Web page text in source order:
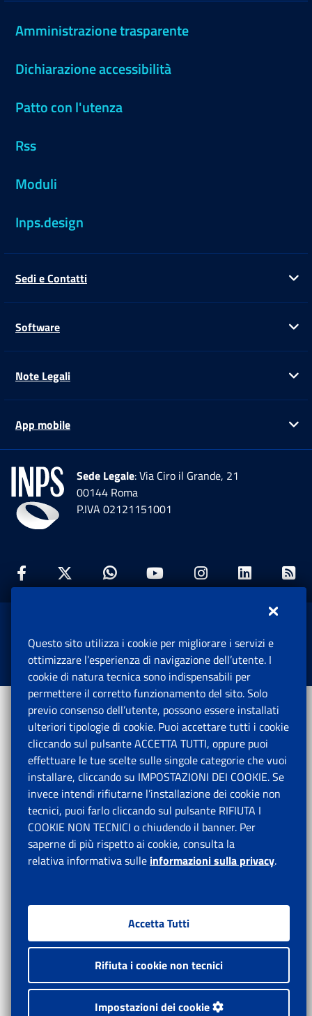
Amministrazione trasparente
Dichiarazione accessibilità
Patto con l'utenza
Rss
Moduli
Inps.design
Sedi e Contatti
Software
Note Legali
App mobile
Sede Legale: Via Ciro il Grande, 21
00144 Roma
P.IVA 02121151001
Facebook: Apre una nuova finestra
Twitter: Apre una nuova finestra
Whatsapp: Apre una nuova
Youtube: Apre una
Instagram:
Istituto Nazionale Previdenza Sociale.
Tutti i diritti riservati.
Questo sito utilizza i cookie per migliorare i servizi e
ottimizzare l’esperienza di navigazione dell’utente. I
cookie di natura tecnica sono indispensabili per
permettere il corretto funzionamento del sito. Solo
previo consenso dell’utente, possono essere installati
ulteriori tipologie di cookie. Puoi accettare tutti i cookie
cliccando sul pulsante ACCETTA TUTTI, oppure puoi
effettuare le tue scelte sulle singole categorie che vuoi
installare, cliccando su IMPOSTAZIONI DEI COOKIE. Se
invece intendi rifiutarne l’installazione dei cookie non
tecnici, puoi farlo cliccando sul pulsante RIFIUTA I
COOKIE NON TECNICI o chiudendo il banner. Per
saperne di più rispetto ai cookie, consulta la
relativa informativa sulle informazioni sulla privacy.
Accetta Tutti
Rifiuta i cookie non tecnici
Impostazioni dei cookie